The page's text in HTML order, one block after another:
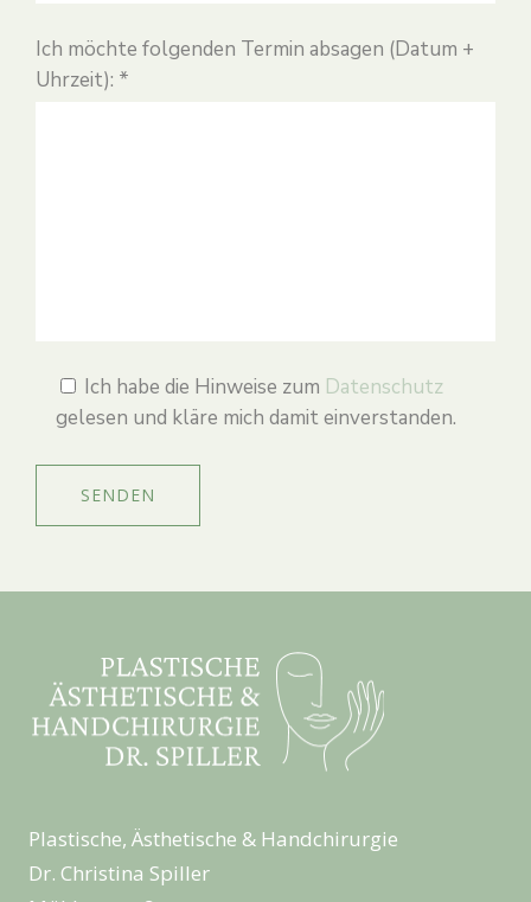
Ich möchte folgenden Termin absagen (Datum +
Uhrzeit): *
Ich habe die Hinweise zum Datenschutz
gelesen und kläre mich damit einverstanden.
Plastische, Ästhetische & Handchirurgie
Dr. Christina Spiller